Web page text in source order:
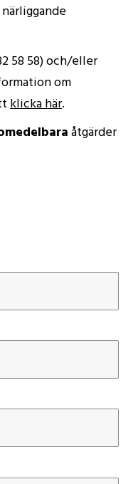
58 58) och/eller
om
klicka här.
åtgärder